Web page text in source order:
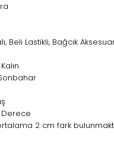
Beli Lastikli, Bağcık
2 cm fark